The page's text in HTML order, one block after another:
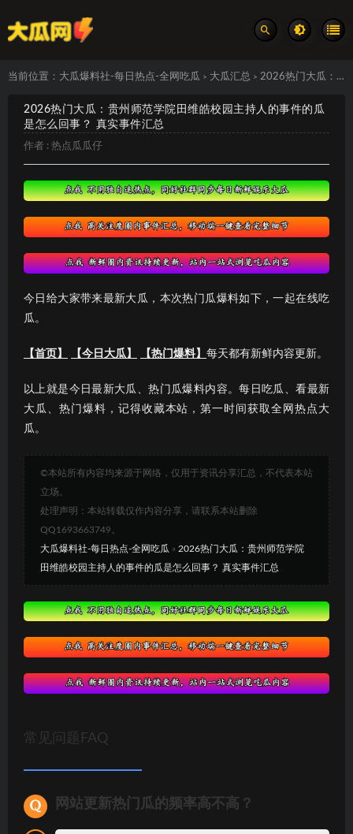
当前位置： 大瓜爆料社-每日热点-全网吃瓜 > 大瓜汇总 > 2026热门大瓜：贵州师范学院田维皓校园主持人的事件的瓜是怎么回事？ 真实事件汇总
2026热门大瓜：贵州师范学院田维皓校园主持人的事件的瓜
是怎么回事？ 真实事件汇总
作者 : 热点瓜瓜仔
今日给大家带来最新大瓜，本次热门瓜爆料如下，一起在线吃
瓜。
【首页】 【今日大瓜】 【热门爆料】 每天都有新鲜内容更新。
以上就是今日最新大瓜、热门瓜爆料内容。每日吃瓜、看最新
大瓜、热门爆料，记得收藏本站，第一时间获取全网热点大
瓜。
©本站所有内容均来源于网络，仅用于资讯分享汇总，不代表本站
立场。
处理声明：本站转载仅作内容分享，请联系本站删除
QQ1693663749。
大瓜爆料社-每日热点-全网吃瓜 » 2026热门大瓜：贵州师范学院
田维皓校园主持人的事件的瓜是怎么回事？ 真实事件汇总
常见问题FAQ
网站更新热门瓜的频率高不高？